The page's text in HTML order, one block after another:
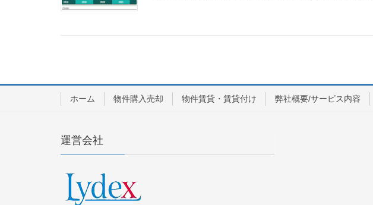
ホーム 物件購入売却 物件賃貸・賃貸付け 弊社概要/サービス内容
運営会社